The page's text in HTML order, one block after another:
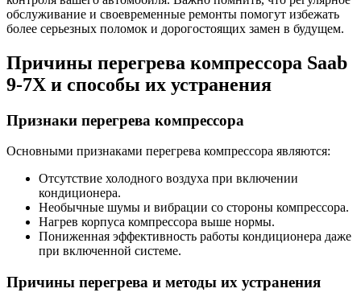
обслуживание и своевременные ремонты помогут избежать
более серьезных поломок и дорогостоящих замен в будущем.
Причины перегрева компрессора Saab
9-7X и способы их устранения
Признаки перегрева компрессора
Основными признаками перегрева компрессора являются:
Отсутствие холодного воздуха при включении
кондиционера.
Необычные шумы и вибрации со стороны компрессора.
Нагрев корпуса компрессора выше нормы.
Пониженная эффективность работы кондиционера даже
при включенной системе.
Причины перегрева и методы их устранения